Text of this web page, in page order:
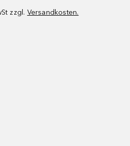
zzgl. Versandkosten.